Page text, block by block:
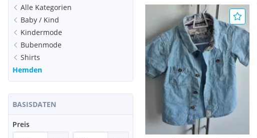
Alle Kategorien
Baby / Kind
Kindermode
Bubenmode
Shirts
Hemden
BASISDATEN
Preis